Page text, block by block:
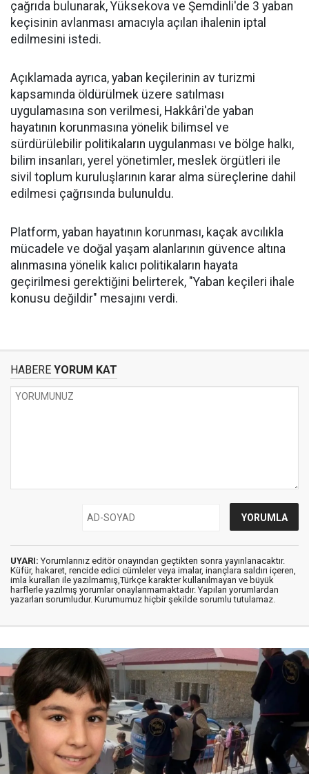
çağrıda bulunarak, Yüksekova ve Şemdinli'de 3 yaban
keçisinin avlanması amacıyla açılan ihalenin iptal
edilmesini istedi.
Açıklamada ayrıca, yaban keçilerinin av turizmi
kapsamında öldürülmek üzere satılması
uygulamasına son verilmesi, Hakkâri'de yaban
hayatının korunmasına yönelik bilimsel ve
sürdürülebilir politikaların uygulanması ve bölge halkı,
bilim insanları, yerel yönetimler, meslek örgütleri ile
sivil toplum kuruluşlarının karar alma süreçlerine dahil
edilmesi çağrısında bulunuldu.
Platform, yaban hayatının korunması, kaçak avcılıkla
mücadele ve doğal yaşam alanlarının güvence altına
alınmasına yönelik kalıcı politikaların hayata
geçirilmesi gerektiğini belirterek, "Yaban keçileri ihale
konusu değildir" mesajını verdi.
HABERE YORUM KAT
UYARI: Yorumlarınız editör onayından geçtikten sonra yayınlanacaktır.
Küfür, hakaret, rencide edici cümleler veya imalar, inançlara saldırı içeren,
imla kuralları ile yazılmamış,Türkçe karakter kullanılmayan ve büyük
harflerle yazılmış yorumlar onaylanmamaktadır. Yapılan yorumlardan
yazarları sorumludur. Kurumumuz hiçbir şekilde sorumlu tutulamaz.